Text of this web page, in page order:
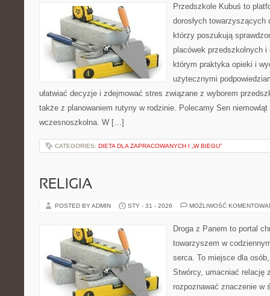
Przedszkole Kubuś to
dorosłych
którzy poszukują
placówek przedszkolnych i
którym praktyka opieki i
użytecznymi
ułatwiać decyzje i zdejmować stres związane z wyborem
także z planowaniem rutyny w rodzinie. Polecamy Sen
wczesnoszkolna. W […]
CATEGORIES: DIETA DLA ZAPRACOWANYCH I „W BIEGU”
RELIGIA
POSTED BY ADMIN STY - 31 - 2026 MOŻLIWOŚĆ
Droga z Panem to portal
towarzyszem w
serca. To miejsce dla
Stwórcy, umacniać relację
rozpoznawać znaczenie w